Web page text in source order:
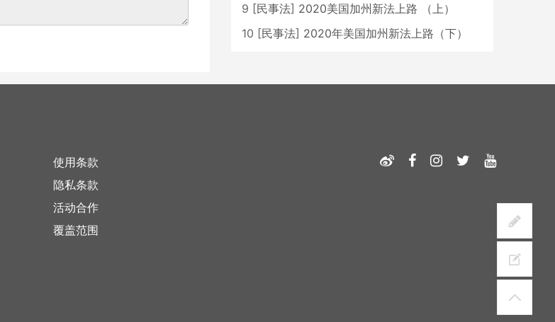
9 [民事法] 2020美国加州新法上路 （上）
10 [民事法] 2020年美国加州新法上路（下）
使用条款
隐私条款
活动合作
覆盖范围